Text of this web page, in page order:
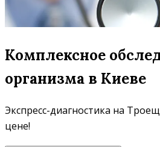
Комплексное
организма в Киеве
Экспресс-диагностика на
цене!